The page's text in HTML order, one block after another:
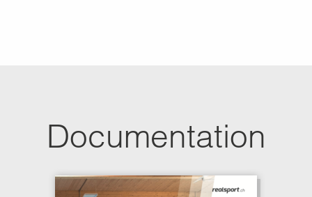
Documentation